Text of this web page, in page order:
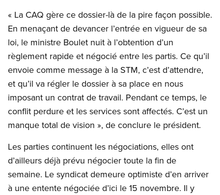
« La CAQ gère ce dossier-là de la pire façon possible.
En menaçant de devancer l’entrée en vigueur de sa
loi, le ministre Boulet nuit à l’obtention d’un
règlement rapide et négocié entre les partis. Ce qu’il
envoie comme message à la STM, c’est d’attendre,
et qu’il va régler le dossier à sa place en nous
imposant un contrat de travail. Pendant ce temps, le
conflit perdure et les services sont affectés. C’est un
manque total de vision », de conclure le président.
Les parties continuent les négociations, elles ont
d’ailleurs déjà prévu négocier toute la fin de
semaine. Le syndicat demeure optimiste d’en arriver
à une entente négociée d’ici le 15 novembre. Il y